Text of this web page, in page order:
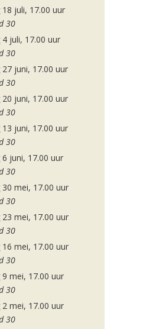
juli, 17.00 uur
30
juli, 17.00 uur
30
juni, 17.00 uur
30
juni, 17.00 uur
30
juni, 17.00 uur
30
juni, 17.00 uur
30
mei, 17.00 uur
30
mei, 17.00 uur
30
mei, 17.00 uur
30
mei, 17.00 uur
30
mei, 17.00 uur
30